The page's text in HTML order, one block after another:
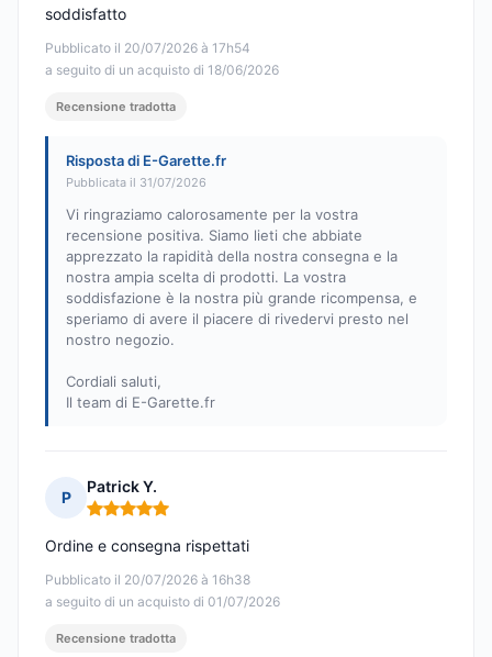
Pubblicato il 20/07/2026 à 17h54
a seguito di un acquisto di 18/06/2026
soddisfatto
Recensione tradotta
Risposta di E-Garette.fr
Pubblicata il 31/07/2026
Vi ringraziamo calorosamente per la vostra
recensione positiva. Siamo lieti che abbiate
apprezzato la rapidità della nostra consegna e la
nostra ampia scelta di prodotti. La vostra
soddisfazione è la nostra più grande ricompensa, e
speriamo di avere il piacere di rivedervi presto nel
nostro negozio.
Cordiali saluti,
Il team di E-Garette.fr
P
Patrick Y.
Nota: 5 su 5
Pubblicato il 20/07/2026 à 16h38
a seguito di un acquisto di 01/07/2026
Ordine e consegna rispettati
Recensione tradotta